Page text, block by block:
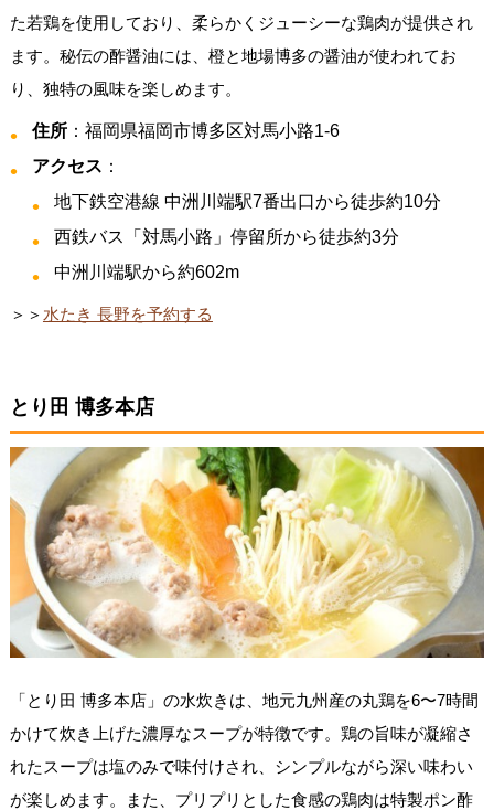
た若鶏を使用しており、柔らかくジューシーな鶏肉が提供され
ます。秘伝の酢醤油には、橙と地場博多の醤油が使われてお
り、独特の風味を楽しめます。
住所：福岡県福岡市博多区対馬小路1-6
アクセス ：
地下鉄空港線 中洲川端駅7番出口から徒歩約10分
西鉄バス「対馬小路」停留所から徒歩約3分
中洲川端駅から約602m
＞＞ 水たき 長野を予約する
とり田 博多本店
「とり田 博多本店」の水炊きは、地元九州産の丸鶏を6〜7時間
かけて炊き上げた濃厚なスープが特徴です。鶏の旨味が凝縮さ
れたスープは塩のみで味付けされ、シンプルながら深い味わい
が楽しめます。また、プリプリとした食感の鶏肉は特製ポン酢